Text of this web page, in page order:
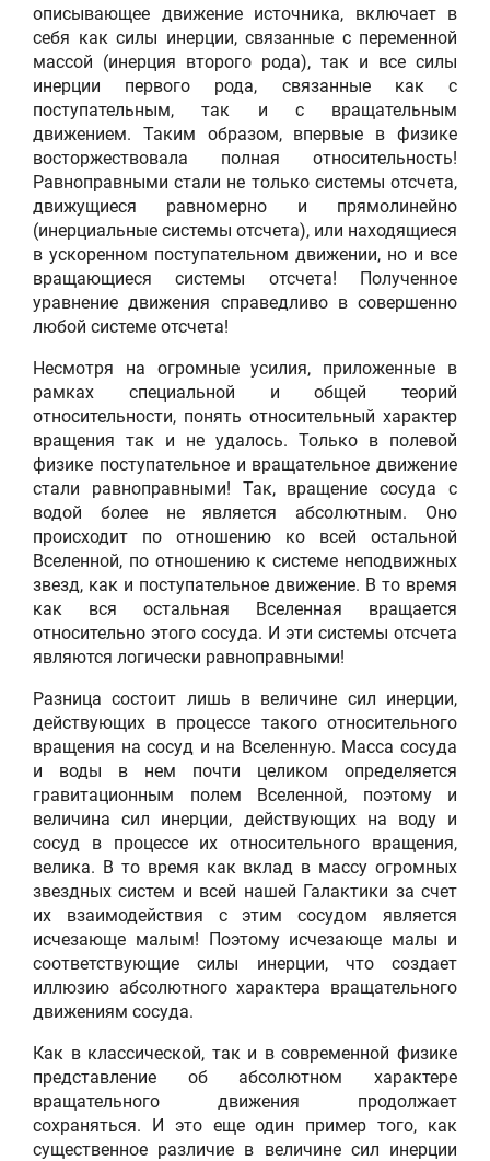
описывающее движение источника, включает в
себя как силы инерции, связанные с переменной
массой (инерция второго рода), так и все силы
инерции первого рода, связанные как с
поступательным, так и с вращательным
движением. Таким образом, впервые в физике
восторжествовала полная относительность!
Равноправными стали не только системы отсчета,
движущиеся равномерно и прямолинейно
(инерциальные системы отсчета), или находящиеся
в ускоренном поступательном движении, но и все
вращающиеся системы отсчета! Полученное
уравнение движения справедливо в совершенно
любой системе отсчета!
Несмотря на огромные усилия, приложенные в
рамках специальной и общей теорий
относительности, понять относительный характер
вращения так и не удалось. Только в полевой
физике поступательное и вращательное движение
стали равноправными! Так, вращение сосуда с
водой более не является абсолютным. Оно
происходит по отношению ко всей остальной
Вселенной, по отношению к системе неподвижных
звезд, как и поступательное движение. В то время
как вся остальная Вселенная вращается
относительно этого сосуда. И эти системы отсчета
являются логически равноправными!
Разница состоит лишь в величине сил инерции,
действующих в процессе такого относительного
вращения на сосуд и на Вселенную. Масса сосуда
и воды в нем почти целиком определяется
гравитационным полем Вселенной, поэтому и
величина сил инерции, действующих на воду и
сосуд в процессе их относительного вращения,
велика. В то время как вклад в массу огромных
звездных систем и всей нашей Галактики за счет
их взаимодействия с этим сосудом является
исчезающе малым! Поэтому исчезающе малы и
соответствующие силы инерции, что создает
иллюзию абсолютного характера вращательного
движениям сосуда.
Как в классической, так и в современной физике
представление об абсолютном характере
вращательного движения продолжает
сохраняться. И это еще один пример того, как
существенное различие в величине сил инерции